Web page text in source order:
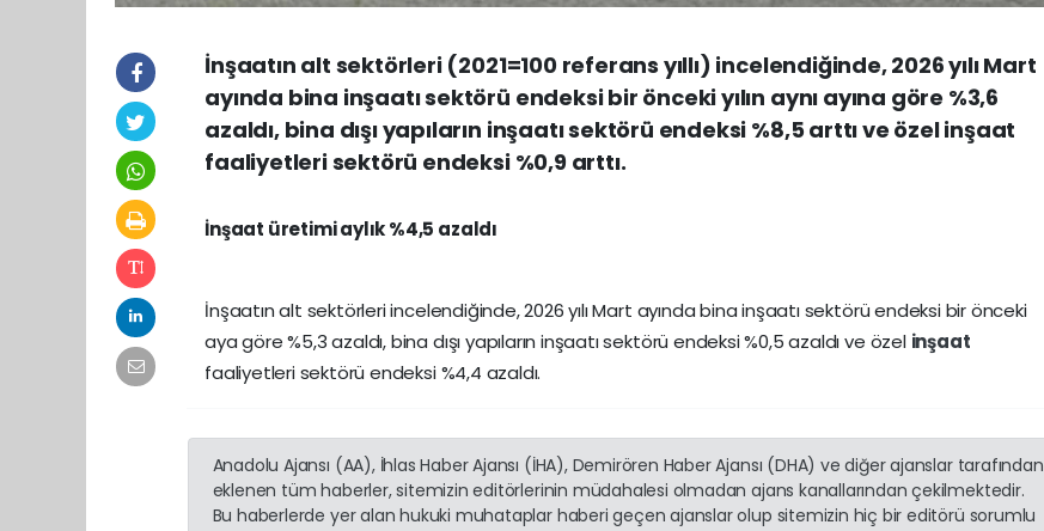
İnşaatın alt sektörleri (2021=100 referans yıllı) incelendiğinde, 2026 yılı Mart
ayında bina inşaatı sektörü endeksi bir önceki yılın aynı ayına göre %3,6
azaldı, bina dışı yapıların inşaatı sektörü endeksi %8,5 arttı ve özel inşaat
faaliyetleri sektörü endeksi %0,9 arttı.
İnşaat üretimi aylık %4,5 azaldı
İnşaatın alt sektörleri incelendiğinde, 2026 yılı Mart ayında bina inşaatı sektörü endeksi bir önceki
aya göre %5,3 azaldı, bina dışı yapıların inşaatı sektörü endeksi %0,5 azaldı ve özel inşaat
faaliyetleri sektörü endeksi %4,4 azaldı.
Anadolu Ajansı (AA), İhlas Haber Ajansı (İHA), Demirören Haber Ajansı (DHA) ve diğer ajanslar tarafından
eklenen tüm haberler, sitemizin editörlerinin müdahalesi olmadan ajans kanallarından çekilmektedir.
Bu haberlerde yer alan hukuki muhataplar haberi geçen ajanslar olup sitemizin hiç bir editörü sorumlu